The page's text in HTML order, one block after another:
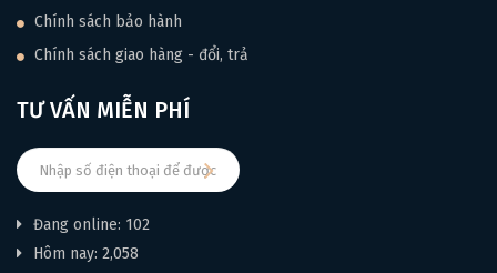
Chính sách bảo hành
Chính sách giao hàng - đổi, trả
TƯ VẤN MIỄN PHÍ
Đang online: 102
Hôm nay: 2,058